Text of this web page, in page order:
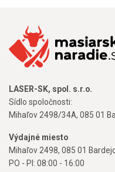
LASER-SK, spol. s.r.o.
Sídlo spoločnosti:
Mihaľov 2498/34A, 085 01
Výdajné miesto
Mihaľov 2498, 085 01
PO - PI: 08:00 - 16:00